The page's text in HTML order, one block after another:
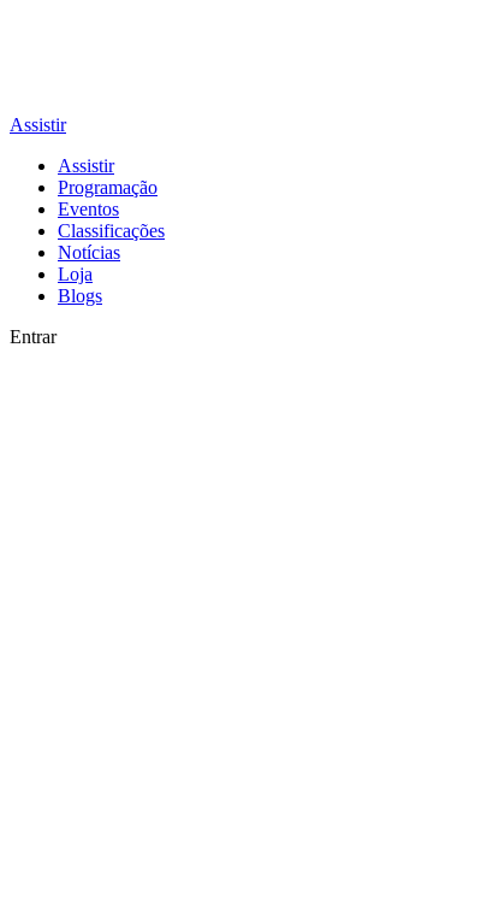
Assistir
Assistir
Programação
Eventos
Classificações
Notícias
Loja
Blogs
Entrar